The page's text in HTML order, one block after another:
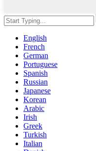
English
French
German
Portuguese
Spanish
Russian
Japanese
Korean
Arabic
Irish
Greek
Turkish
Italian